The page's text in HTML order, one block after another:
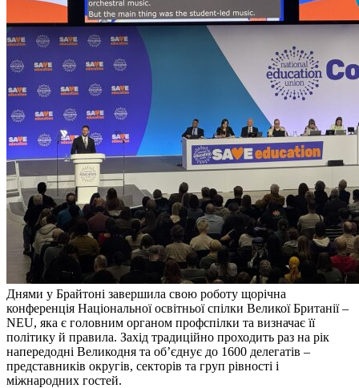
Днями у Брайтоні завершила свою роботу щорічна
конференція Національної освітньої спілки Великої Британії –
NEU, яка є головним органом профспілки та визначає її
політику й правила. Захід традиційно проходить раз на рік
напередодні Великодня та об’єднує до 1600 делегатів –
представників округів, секторів та груп рівності і
міжнародних гостей.